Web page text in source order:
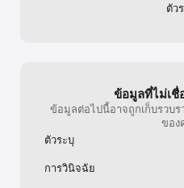
including makeup looks,
analyze and manage customer
trial data and statistics.
◆Digital Beauty Trial Solutions
& AI beauty tech. Smart Shade
ตัว
ข้อมูลที่ไม่เ
ข้อมูลต่อไปนี้อาจถูกเก็บรวบ
ขอ
ตัวระบุ
การวินิจฉัย